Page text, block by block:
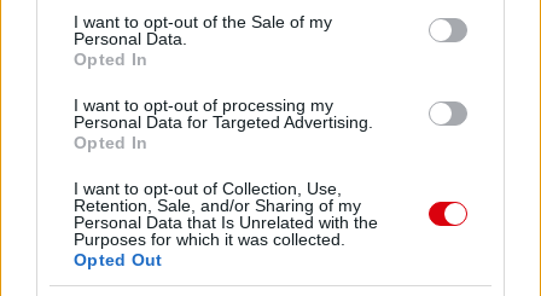
consent section.
I want to opt-out of the Sale of my
Personal Data.
Opted In
I want to opt-out of processing my
Personal Data for Targeted Advertising.
Opted In
I want to opt-out of Collection, Use,
Retention, Sale, and/or Sharing of my
Personal Data that Is Unrelated with the
Purposes for which it was collected.
Opted Out